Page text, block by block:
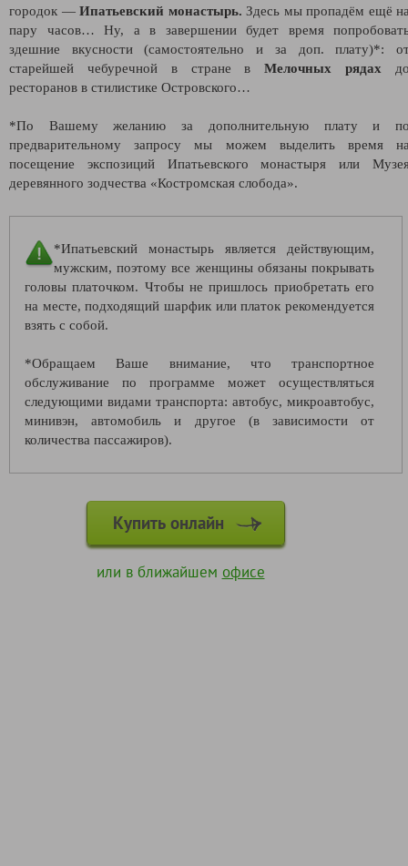
городок — Ипатьевский монастырь. Здесь мы пропадём ещё
пару часов… Ну, а в завершении будет время
здешние вкусности (самостоятельно и за доп. плату)*:
старейшей чебуречной в стране вМелочных рядах
ресторанов в стилистике Островского…
*По Вашему желанию за дополнительную плату и
предварительному запросу мы можем выделить время
посещение экспозиций Ипатьевского монастыря или
деревянного зодчества «Костромская слобода».
*Ипатьевский монастырь является действующим,
мужским, поэтому все женщины обязаны покрывать
головы платочком. Чтобы не пришлось приобретать его
на месте, подходящий шарфик или платок рекомендуется
взять с собой.
*Обращаем Ваше внимание, что транспортное
обслуживание по программе может осуществляться
следующими видами транспорта: автобус, микроавтобус,
минивэн, автомобиль и другое (в зависимости от
количества пассажиров).
Купить онлайн
или в ближайшем офисе